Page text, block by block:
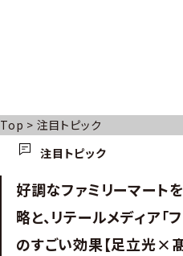
Top > 注目トピック
注目トピック
好調なファミリーマート
略と、リテールメディア「
のすごい効果【足立光×